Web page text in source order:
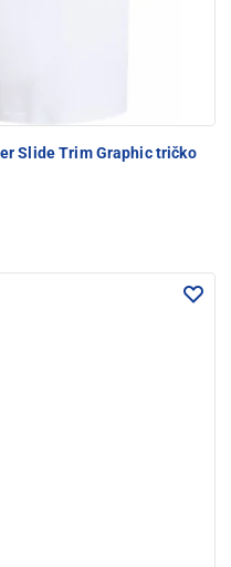
Slide Trim Graphic tričko